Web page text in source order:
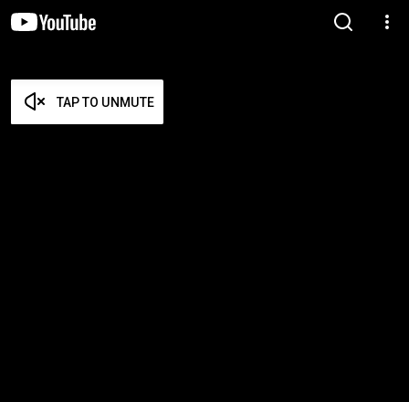
TAP TO UNMUTE